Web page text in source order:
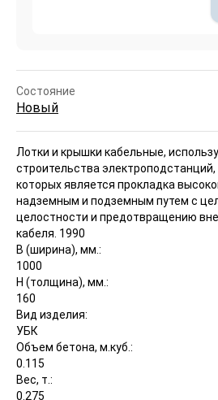
Состояние
Новый
Лотки и крышки кабельные,
строительства
которых является прокладка
надземным и подземным путем с
целостности и предотвращению
кабеля. 1990
B (ширина), мм.:
1000
H (толщина), мм.:
160
Вид изделия:
УБК
Объем бетона, м.куб.:
0.115
Вес, т.:
0.275